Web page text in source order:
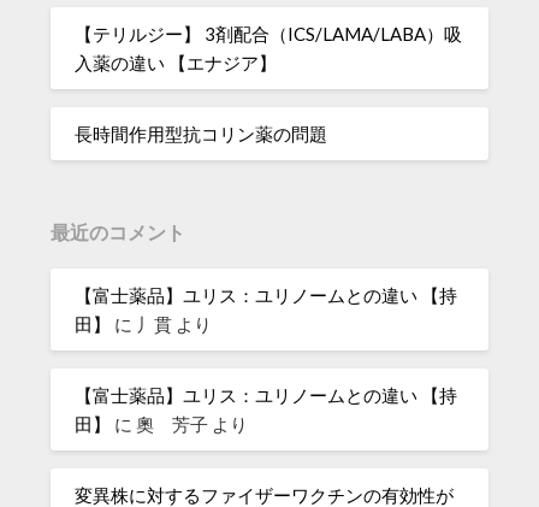
【テリルジー】 3剤配合（ICS/LAMA/LABA）吸
入薬の違い 【エナジア】
長時間作用型抗コリン薬の問題
最近のコメント
【富士薬品】ユリス：ユリノームとの違い 【持
田】
に 丿貫 より
【富士薬品】ユリス：ユリノームとの違い 【持
田】
に奧 芳子 より
変異株に対するファイザーワクチンの有効性が